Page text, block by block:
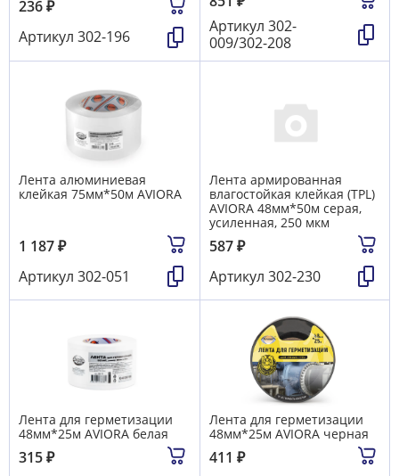
236₽
Артикул 302-196
Артикул 302-
009/302-208
Лента алюминиевая
клейкая 75мм*50м AVIORA
1 187₽
Артикул 302-051
Лента армированная
влагостойкая клейкая (TPL)
AVIORA 48мм*50м серая,
усиленная, 250 мкм
587₽
Артикул 302-230
Лента для герметизации
48мм*25м AVIORA белая
315₽
Лента для герметизации
48мм*25м AVIORA черная
411 ₽